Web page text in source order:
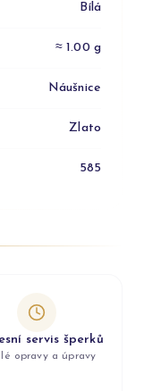
Bílá
≈ 1.00 g
Náušnice
Zlato
585
servis šperků
opravy a úpravy